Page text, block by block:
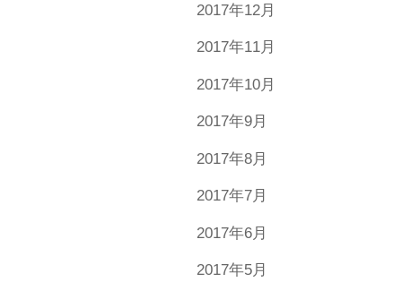
2017年12月
2017年11月
2017年10月
2017年9月
2017年8月
2017年7月
2017年6月
2017年5月